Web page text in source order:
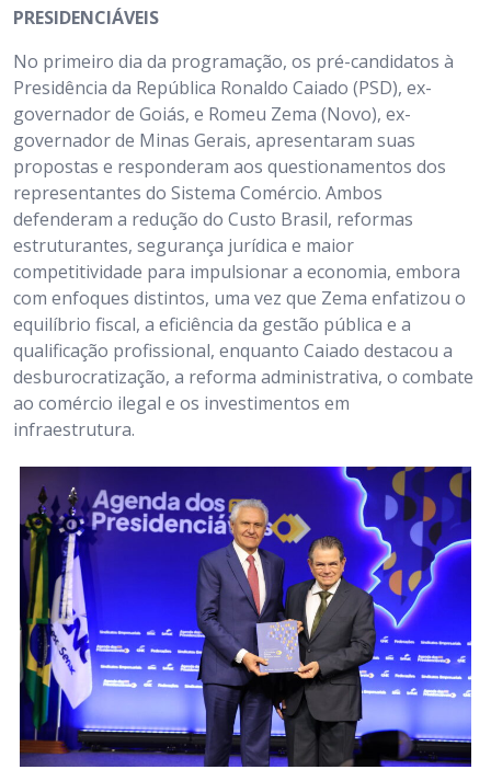
PRESIDENCIÁVEIS
No primeiro dia da programação, os pré-candidatos à
Presidência da República Ronaldo Caiado (PSD), ex-
governador de Goiás, e Romeu Zema (Novo), ex-
governador de Minas Gerais, apresentaram suas
propostas e responderam aos questionamentos dos
representantes do Sistema Comércio. Ambos
defenderam a redução do Custo Brasil, reformas
estruturantes, segurança jurídica e maior
competitividade para impulsionar a economia, embora
com enfoques distintos, uma vez que Zema enfatizou o
equilíbrio fiscal, a eficiência da gestão pública e a
qualificação profissional, enquanto Caiado destacou a
desburocratização, a reforma administrativa, o combate
ao comércio ilegal e os investimentos em
infraestrutura.